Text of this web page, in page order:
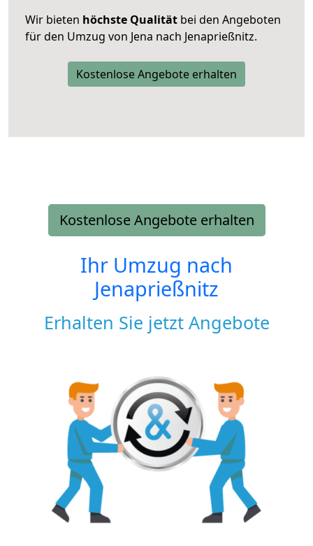
Wir bieten höchste Qualität bei den Angeboten
für den Umzug von Jena nach Jenaprießnitz.
Kostenlose Angebote erhalten
Kostenlose Angebote erhalten
Ihr Umzug nach
Jenaprießnitz
Erhalten Sie jetzt Angebote